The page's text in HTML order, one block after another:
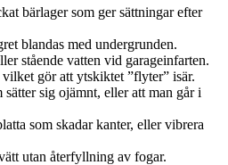
bärlager som ger sättningar efter
blandas med undergrunden.
stående vatten vid garageinfarten.
gör att ytskiktet ”flyter” isär.
sig ojämnt, eller att man går i
som skadar kanter, eller vibrera
utan återfyllning av fogar.